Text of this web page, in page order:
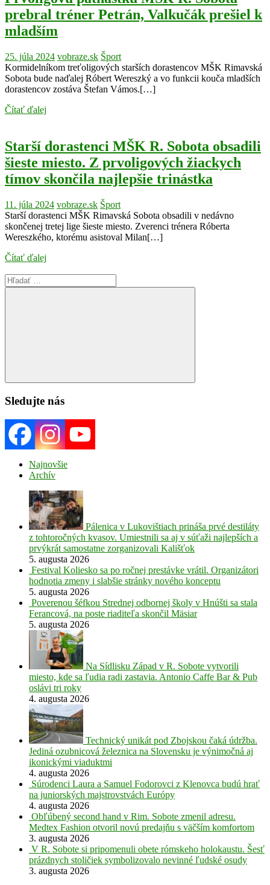
prebral tréner Petrán, Valkučák prešiel k
mladším
25. júla 2024 vobraze.sk Šport
Kormidelníkom treťoligových starších dorastencov MŠK Rimavská
Sobota bude naďalej Róbert Wereszký a vo funkcii kouča mladších
dorastencov zostáva Štefan Vámos.[…]
Čítať ďalej
Starší dorastenci MŠK R. Sobota obsadili
šieste miesto. Z prvoligových žiackych
tímov skončila najlepšie trinástka
11. júla 2024 vobraze.sk Šport
Starší dorastenci MŠK Rimavská Sobota obsadili v nedávno
skončenej tretej lige šieste miesto. Zverenci trénera Róberta
Wereszkého, ktorému asistoval Milan[…]
Čítať ďalej
Search
for:
Search
Sledujte nás
Najnovšie
Archív
Pálenica v Lukovištiach prináša prvé destiláty
z tohtoročných kvasov. Umiestnili sa aj v súťaži najlepších a
prvýkrát samostatne zorganizovali Kališťok
5. augusta 2026
Festival Koliesko sa po ročnej prestávke vrátil. Organizátori
hodnotia zmeny i slabšie stránky nového konceptu
5. augusta 2026
Poverenou šéfkou Strednej odbornej školy v Hnúšti sa stala
Ferancová, na poste riaditeľa skončil Mäsiar
5. augusta 2026
Na Sídlisku Západ v R. Sobote vytvorili
miesto, kde sa ľudia radi zastavia. Antonio Caffe Bar & Pub
oslávi tri roky
4. augusta 2026
Technický unikát pod Zbojskou čaká údržba.
Jediná ozubnicová železnica na Slovensku je výnimočná aj
ikonickými viaduktmi
4. augusta 2026
Súrodenci Laura a Samuel Fodorovci z Klenovca budú hrať
na juniorských majstrovstvách Európy
4. augusta 2026
Obľúbený second hand v Rim. Sobote zmenil adresu.
Medtex Fashion otvoril novú predajňu s väčším komfortom
3. augusta 2026
V R. Sobote si pripomenuli obete rómskeho holokaustu. Šesť
prázdnych stoličiek symbolizovalo nevinné ľudské osudy
3. augusta 2026